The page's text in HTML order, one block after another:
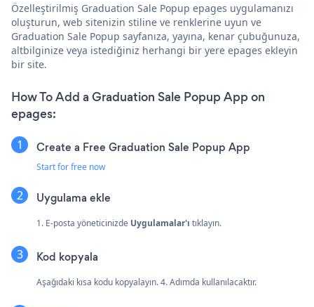
Özelleştirilmiş Graduation Sale Popup epages uygulamanızı
oluşturun, web sitenizin stiline ve renklerine uyun ve
Graduation Sale Popup sayfanıza, yayına, kenar çubuğunuza,
altbilginize veya istediğiniz herhangi bir yere epages ekleyin
bir site.
How To Add a Graduation Sale Popup App on
epages:
Create a Free Graduation Sale Popup App
Start for free now
Uygulama ekle
1. E-posta yöneticinizde Uygulamalar'ı tıklayın.
Kod kopyala
Aşağıdaki kısa kodu kopyalayın. 4. Adımda kullanılacaktır.